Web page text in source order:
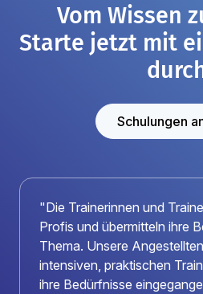
Vom Wissen
Starte jetzt mit
Schulungen
"Die Trainerinnen und
Profis und übermitteln ihre
Thema. Unsere
intensiven, praktischen
ihre Bedürfnisse